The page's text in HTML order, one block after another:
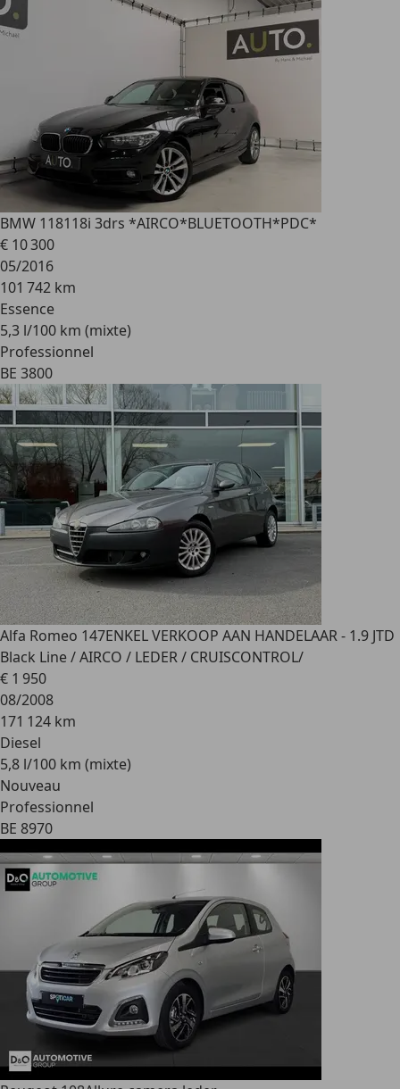
BMW 118118i 3drs *AIRCO*BLUETOOTH*PDC*
€ 10 300
05/2016
101 742 km
Essence
5,3 l/100 km (mixte)
Professionnel
BE 3800
Alfa Romeo 147ENKEL VERKOOP AAN HANDELAAR - 1.9 JTD
Black Line / AIRCO / LEDER / CRUISCONTROL/
€ 1 950
08/2008
171 124 km
Diesel
5,8 l/100 km (mixte)
Nouveau
Professionnel
BE 8970